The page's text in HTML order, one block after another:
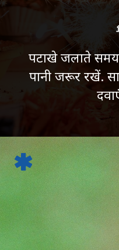
पटाखे जलाते
पानी जरूर रखें.